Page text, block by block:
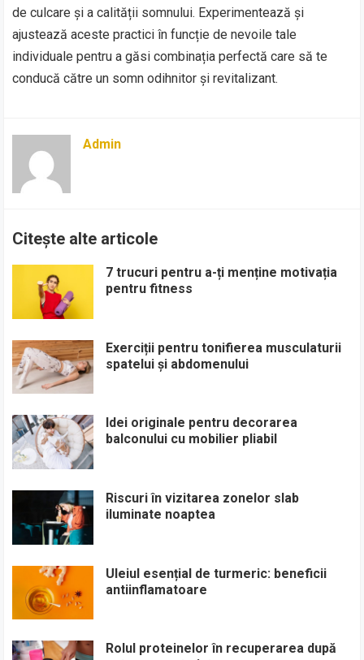
de culcare și a calității somnului. Experimentează și
ajustează aceste practici în funcție de nevoile tale
individuale pentru a găsi combinația perfectă care să te
conducă către un somn odihnitor și revitalizant.
Admin
Citește alte articole
7 trucuri pentru a-ți menține motivația
pentru fitness
Exerciții pentru tonifierea musculaturii
spatelui și abdomenului
Idei originale pentru decorarea
balconului cu mobilier pliabil
Riscuri în vizitarea zonelor slab
iluminate noaptea
Uleiul esențial de turmeric: beneficii
antiinflamatoare
Rolul proteinelor în recuperarea după